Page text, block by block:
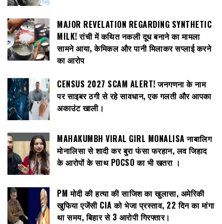
MAJOR REVELATION REGARDING SYNTHETIC
MILK! रांची में कथित नकली दूध बनाने का मामला
सामने आया, केमिकल और पानी मिलाकर सप्लाई करने
का आरोप
CENSUS 2027 SCAM ALERT! जनगणना के नाम
पर साइबर ठगी से रहे सावधान, एक गलती और आपका
अकाउंट खाली।
MAHAKUMBH VIRAL GIRL MONALISA नाबालिग
मोनालिसा से शादी कर बुरा फंसा फरहान, लव जिहाद
के आरोपों के साथ POCSO का भी खतरा ।
PM मोदी की हत्या की साजिश का खुलासा, अमेरिकी
खुफिया एजेंसी CIA को भेजा प्रस्ताव, 22 दिन का मांगा
था समय, बिहार से 3 आरोपी गिरफ्तार।